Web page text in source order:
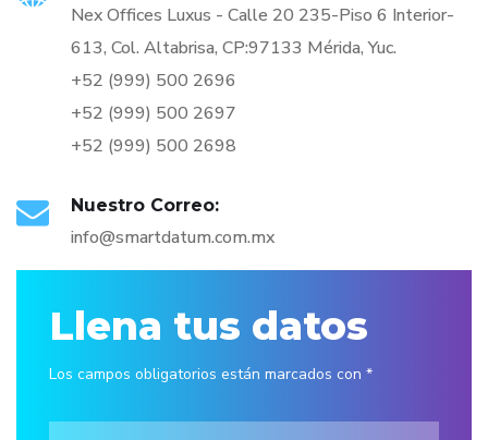
Nex Offices Luxus - Calle 20 235-Piso 6 Interior-
613, Col. Altabrisa, CP:97133 Mérida, Yuc.
+52 (999) 500 2696
+52 (999) 500 2697
+52 (999) 500 2698
Nuestro Correo:
info@smartdatum.com.mx
Llena tus datos
Los campos obligatorios están marcados con *